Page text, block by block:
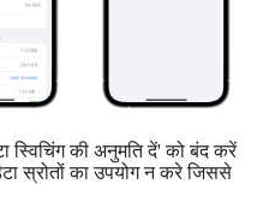
स्विचिंग की अनुमति दें' को बंद करें
स्रोतों का उपयोग न करे जिससे